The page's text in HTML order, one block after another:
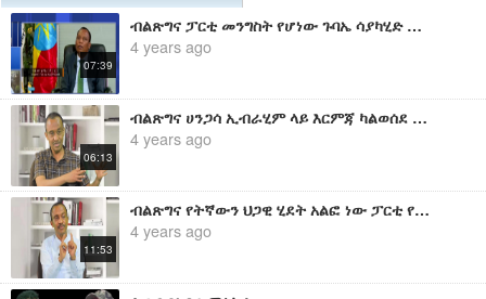
Mereja presents Ethiopian news, Ethiopian music, sports, arts, and
entertainment
07:39
ብልጽግና ፓርቲ መንግስት የሆነው ጉባኤ ሳያካሂድ መሆኑን እና ህገ ወጥ ፓርቲ መሆኑን እራሱ አሳይቷል - ኤርሚያስ ለገሰ
4 years ago
06:13
ብልጽግና ሀንጋሳ ኢብራሂም ላይ እርምጃ ካልወሰደ ሰውየውን ሳይሆን ራሱ ብልጽግናን ማስወገድ ነው - ሰለሞን ሹምዬ
4 years ago
11:53
ብልጽግና የትኛውን ህጋዊ ሂደት አልፎ ነው ፓርቲ የሆነው? - ሰለሞን ሹምዬ
4 years ago